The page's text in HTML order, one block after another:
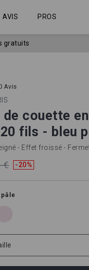
AVIS PROS
gratuits
Avis
couette
fils - bleu
- Effet froissé -
€ -20%